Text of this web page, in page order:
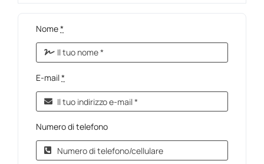
Nome*
E-mail*
Numero di telefono